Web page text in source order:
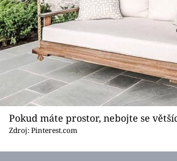
Pokud máte prostor, nebojte se
Zdroj: Pinterest.com